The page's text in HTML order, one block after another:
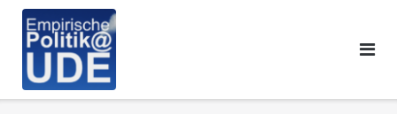
content